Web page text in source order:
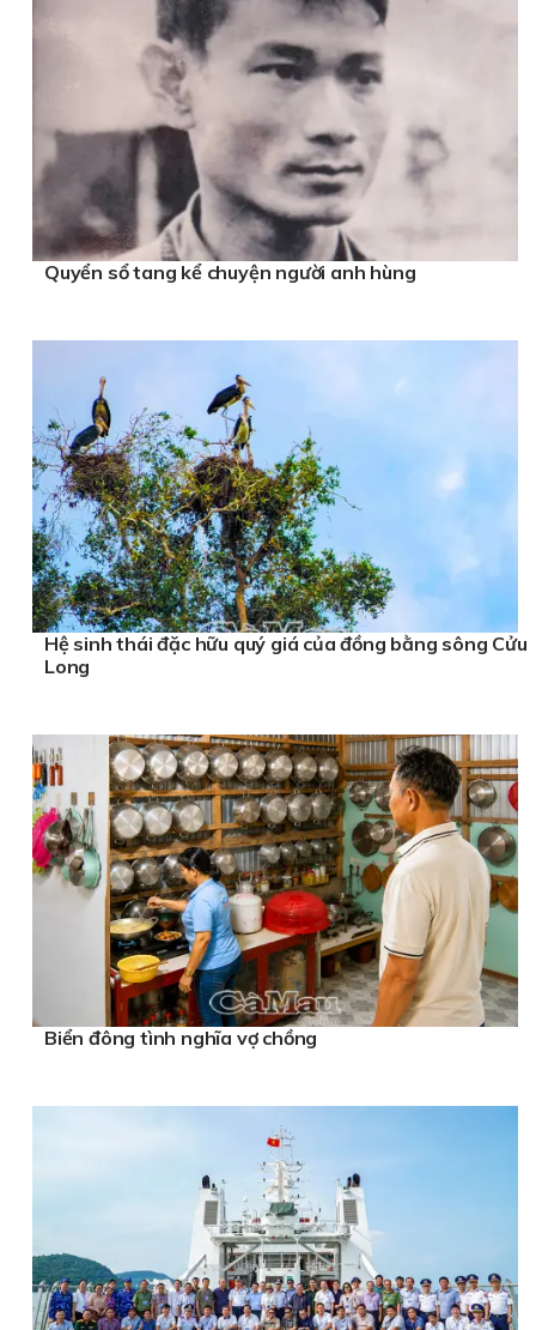
Quyển sổ tang kể chuyện người anh hùng
Hệ sinh thái đặc hữu quý giá của đồng bằng sông Cửu
Long
Biển đông tình nghĩa vợ chồng